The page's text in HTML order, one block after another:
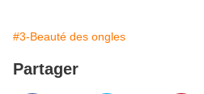
#3-Beauté des ongles
Partager